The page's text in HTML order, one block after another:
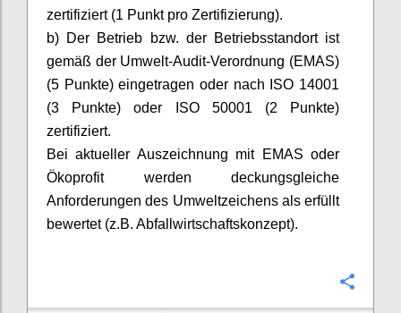
zertifiziert (1 Punkt pro Zertifizierung).
b) Der Betrieb bzw. der Betriebsstandort ist
gemäß der Umwelt-Audit-Verordnung (EMAS)
(5 Punkte) eingetragen oder nach ISO 14001
(3 Punkte) oder ISO 50001 (2 Punkte)
zertifiziert.
Bei aktueller Auszeichnung mit EMAS oder
Ökoprofit werden deckungsgleiche
Anforderungen des Umweltzeichens als erfüllt
bewertet (z.B. Abfallwirtschaftskonzept).